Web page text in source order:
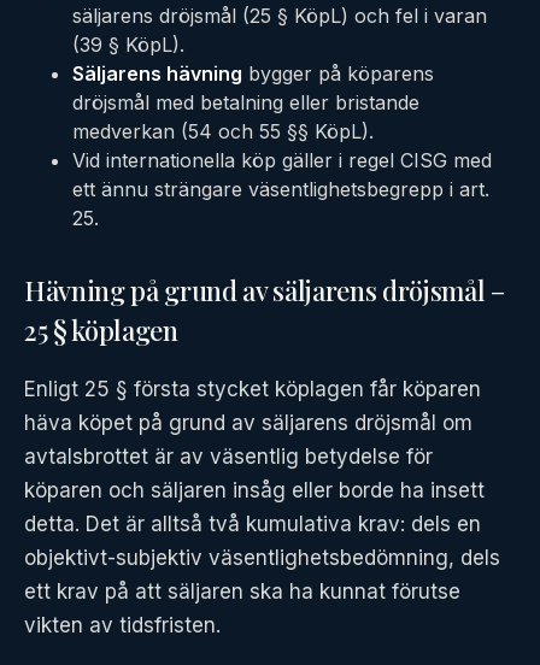
säljarens dröjsmål (25 § KöpL) och fel i varan
(39 § KöpL).
Säljarens hävning bygger på köparens
dröjsmål med betalning eller bristande
medverkan (54 och 55 §§ KöpL).
Vid internationella köp gäller i regel CISG med
ett ännu strängare väsentlighetsbegrepp i art.
25.
Hävning på grund av säljarens dröjsmål –
25 § köplagen
Enligt 25 § första stycket köplagen får köparen
häva köpet på grund av säljarens dröjsmål om
avtalsbrottet är av väsentlig betydelse för
köparen och säljaren insåg eller borde ha insett
detta. Det är alltså två kumulativa krav: dels en
objektivt-subjektiv väsentlighetsbedömning, dels
ett krav på att säljaren ska ha kunnat förutse
vikten av tidsfristen.